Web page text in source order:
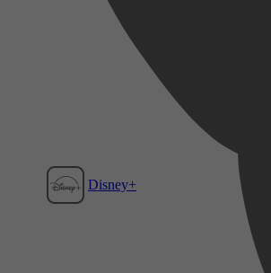
Disney+